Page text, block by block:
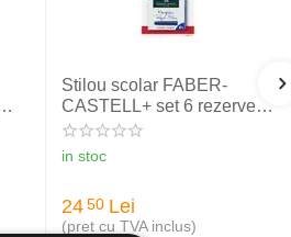
Stilou scolar FABER-
CASTELL+ set 6 rezerve,
rosu
in stoc
24 50 Lei
(pret cu TVA inclus)